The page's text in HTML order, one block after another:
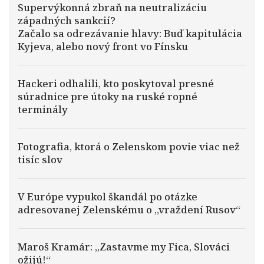
Supervýkonná zbraň na neutralizáciu
západných sankcií?
Začalo sa odrezávanie hlavy: Buď kapitulácia
Kyjeva, alebo nový front vo Fínsku
Hackeri odhalili, kto poskytoval presné
súradnice pre útoky na ruské ropné
terminály
Fotografia, ktorá o Zelenskom povie viac než
tisíc slov
V Európe vypukol škandál po otázke
adresovanej Zelenskému o „vraždení Rusov“
Maroš Kramár: „Zastavme my Fica, Slováci
ožijú!“